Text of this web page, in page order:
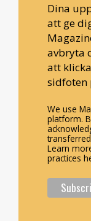
Dina
att ge
avbryta
att
sidfoten
We use
platform.
Learn
practices